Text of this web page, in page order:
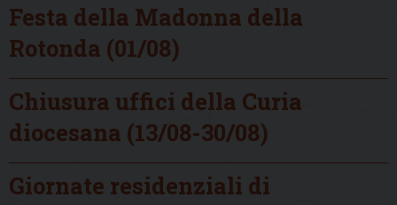
Festa della Madonna della
Rotonda (01/08)
Chiusura uffici della Curia
diocesana (13/08-30/08)
Giornate residenziali di